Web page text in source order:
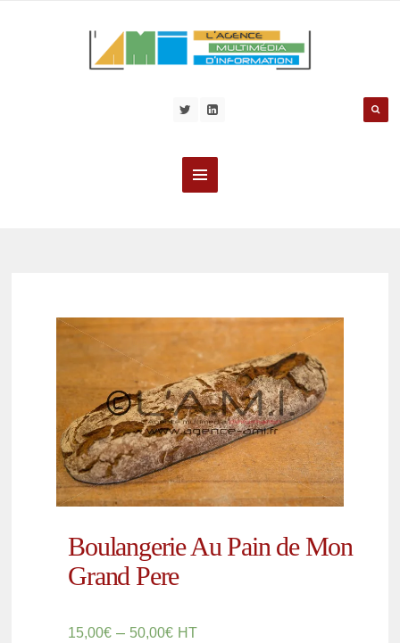
Boulangerie Au Pain de Mon
Grand Pere
15,00€ – 50,00€ HT